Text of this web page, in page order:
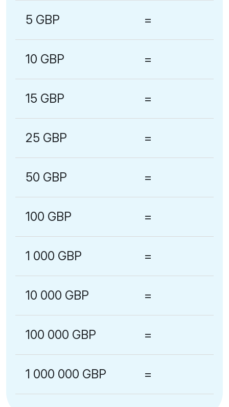
5 GBP =
10 GBP =
15 GBP =
25 GBP =
50 GBP =
100 GBP =
1 000 GBP =
10 000 GBP =
100 000 GBP =
1 000 000 GBP =